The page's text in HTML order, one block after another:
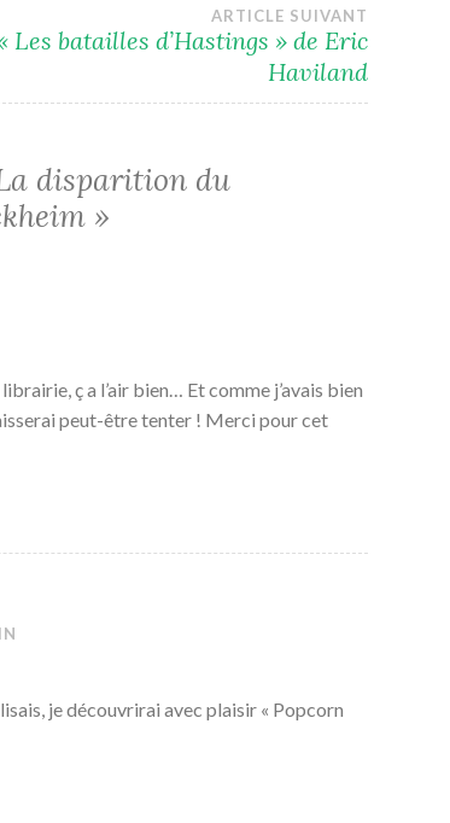
ARTICLE SUIVANT
Les batailles d’Hastings » de Eric
Haviland
disparition du
»
ç a l’air bien… Et comme j’avais bien
peut-être tenter ! Merci pour cet
je découvrirai avec plaisir « Popcorn